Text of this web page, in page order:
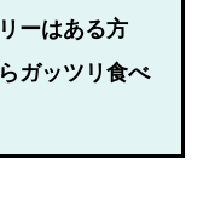
ーはある方
ガッツリ食べ